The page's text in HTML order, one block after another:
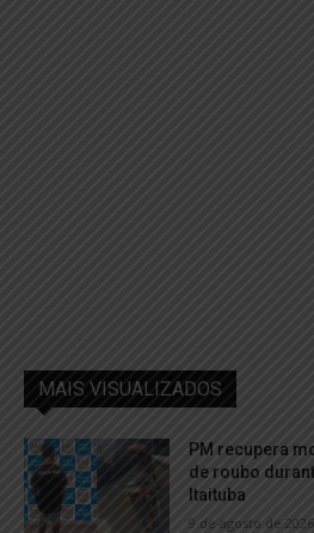
MAIS VISUALIZADOS
PM recupera
de roubo
Itaituba
9 de agosto de 2026